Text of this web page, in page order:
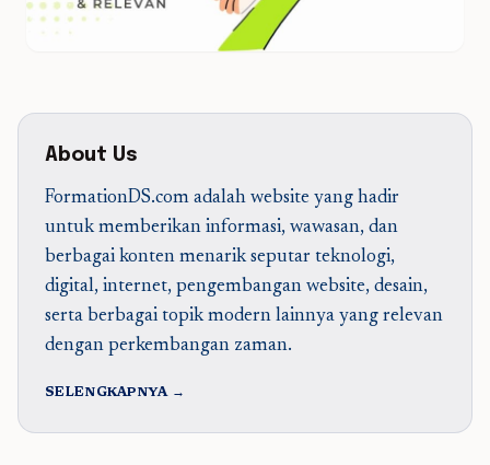
About Us
FormationDS.com adalah website yang hadir
untuk memberikan informasi, wawasan, dan
berbagai konten menarik seputar teknologi,
digital, internet, pengembangan website, desain,
serta berbagai topik modern lainnya yang relevan
dengan perkembangan zaman.
SELENGKAPNYA →